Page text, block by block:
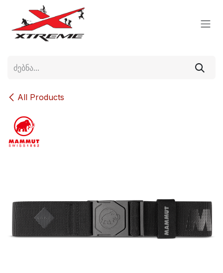
Skip to Content
All Products